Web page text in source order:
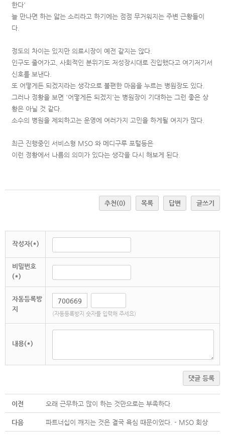
한다'
늘 만나면 하는 앓는 소리라고 하기에는 점점 무거워지는 주변 근황들이
다.
정도의 차이는 있지만 의료시장이 예전 같지는 않다.
인구도 줄어가고, 사회적인 분위기도 저성장시대로 진입했다고 여기저기서
신호를 보낸다.
또 어떻게든 되겠지라는 생각으로 불편한 마음을 누르는 병원장도 있다.
그러나 정황을 보면 '어떻게든 되겠지'는 병원장이 기대하는 그런 좋은 상
황은 아닐 것 같다.
소수의 병원을 제외하고는 운영에 여러가지 고민을 하게될 여지가 많다.
최근 진행중인 서비스형 MSO 와 메디구루 포털등은
이런 정황에서 나름의 의미가 있다는 생각을 다시 해보게 된다.
추천(0) 목록 답변 글쓰기
작성자(*)
비밀번호
(*)
자동등록방
지
(자동등록방지 숫자를 입력해 주세요)
내용(*)
댓글 등록
이전 오래 근무하고 많이 하는 것만으로는 부족하다.
다음 파트너십이 깨지는 것은 결국 욕심 때문이었다. - MSO 회상